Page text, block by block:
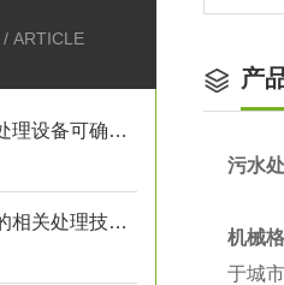
/ ARTICLE
正确使用口腔牙科污水处理设备可确保处理效果
口腔牙科污水处理设备的相关处理技术介绍
产
污水
机械
于城